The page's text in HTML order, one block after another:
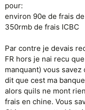
pour:
environ 90e de frais
350rmb de frais ICBC
Par contre je devais
FR hors je nai recu
manquant) vous savez
dit que cest ma
alors quils ne mont
frais en chine. Vous